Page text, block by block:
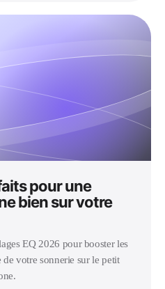
pour une
bien sur votre
EQ 2026 pour booster les
de votre sonnerie sur le petit